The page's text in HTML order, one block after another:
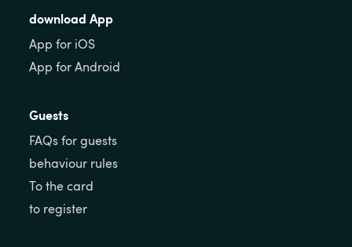
download App
App for iOS
App for Android
Guests
FAQs for guests
behaviour rules
To the card
to register